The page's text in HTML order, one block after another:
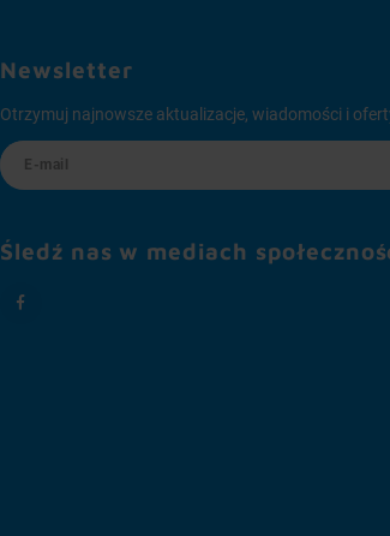
Newsletter
Otrzymuj najnowsze aktualizacje, wiadomości i
Śledź nas w mediach